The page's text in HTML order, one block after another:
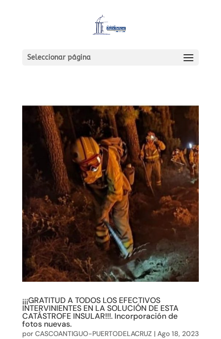
Seleccionar página
¡¡¡GRATITUD A TODOS LOS EFECTIVOS
INTERVINIENTES EN LA SOLUCIÓN DE ESTA
CATÁSTROFE INSULAR!!!. Incorporación de
fotos nuevas.
por CASCOANTIGUO-PUERTODELACRUZ | Ago 18, 2023